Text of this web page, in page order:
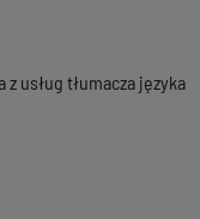
usług tłumacza języka